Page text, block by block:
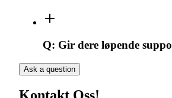
Q: Gir dere løpende
Ask a question